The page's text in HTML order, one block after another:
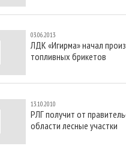
03.06.2013
ЛДК «Игирма» начал
топливных брикетов
13.10.2010
РЛГ получит от
области лесные участки